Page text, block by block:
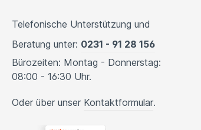
Telefonische Unterstützung und
Beratung unter: 0231 - 91 28 156
Bürozeiten: Montag - Donnerstag:
08:00 - 16:30 Uhr.
Oder über unser Kontaktformular.